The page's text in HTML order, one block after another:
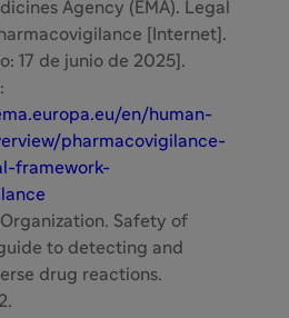
Agency (EMA). Legal
[Internet].
17 de junio de 2025].
en/human-
pharmacovigilance-
framework-
Safety of
to detecting and
drug reactions.